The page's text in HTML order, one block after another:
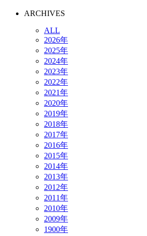
ARCHIVES
ALL
2026年
2025年
2024年
2023年
2022年
2021年
2020年
2019年
2018年
2017年
2016年
2015年
2014年
2013年
2012年
2011年
2010年
2009年
1900年